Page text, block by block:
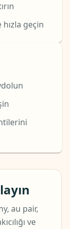
geçin
au pair,
ve